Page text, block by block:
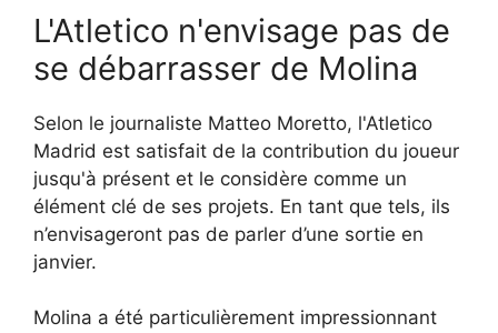
L'Atletico n'envisage pas de
se débarrasser de Molina
Selon le journaliste Matteo Moretto, l'Atletico
Madrid est satisfait de la contribution du joueur
jusqu'à présent et le considère comme un
élément clé de ses projets. En tant que tels, ils
n’envisageront pas de parler d’une sortie en
janvier.
Molina a été particulièrement impressionnant